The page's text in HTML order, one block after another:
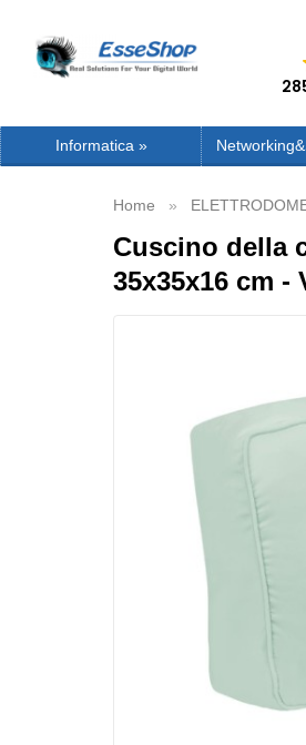
Informatica»
Home
Cuscino della
35x35x16 cm -